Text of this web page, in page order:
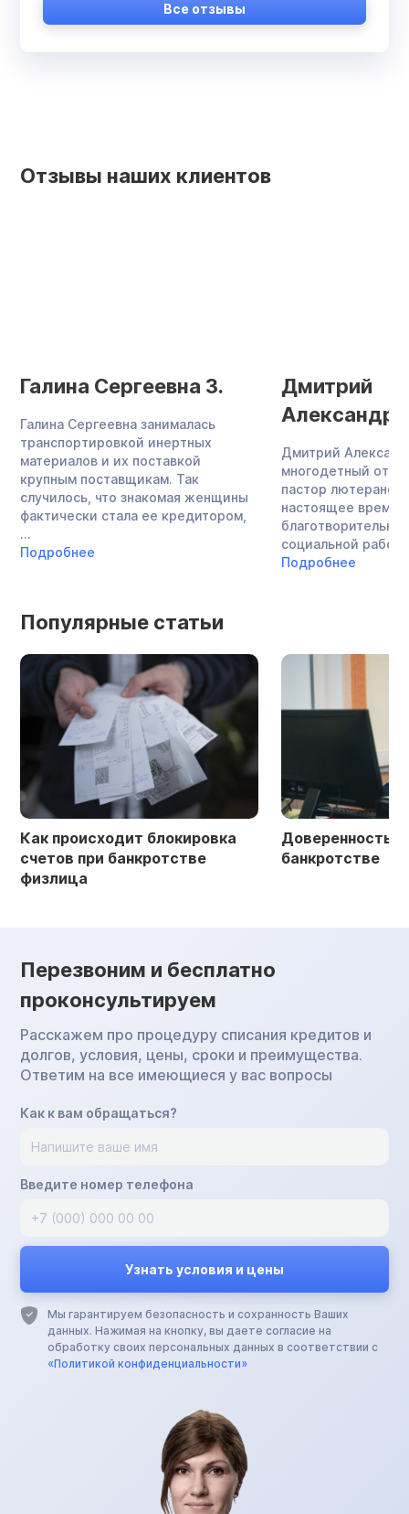
Все отзывы
Отзывы наших клиентов
Галина Сергеевна З.
Галина Сергеевна занималась
транспортировкой инертных
материалов и их поставкой
крупным поставщикам. Так
случилось, что знакомая женщины
фактически стала ее кредитором,
...
Подробнее
Дмитрий
Дмитрий
многодетный
пастор
настоящее время
социальной
Подробнее
Популярные статьи
Как происходит блокировка
счетов при банкротстве
физлица
Доверенность
банкротстве
Перезвоним и бесплатно
проконсультируем
Расскажем про процедуру списания кредитов и
долгов, условия, цены, сроки и преимущества.
Ответим на все имеющиеся у вас вопросы
Как к вам обращаться?
Введите номер телефона
Мы гарантируем безопасность и сохранность Ваших
данных. Нажимая на кнопку, вы даете согласие на
обработку своих персональных данных в соответствии с
«Политикой конфиденциальности»